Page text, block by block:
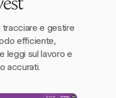
tracciare e gestire
efficiente,
leggi sul lavoro e
accurati.